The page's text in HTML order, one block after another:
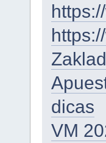
dicas
VM